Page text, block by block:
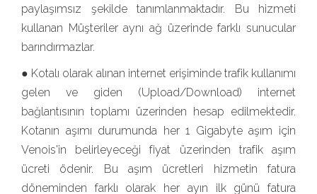
paylaşımsız şekilde tanımlanmaktadır. Bu hizmeti
kullanan Müşteriler aynı ağ üzerinde farklı sunucular
barındırmazlar.
● Kotalı olarak alınan internet erişiminde trafik kullanımı
gelen ve giden (Upload/Download) internet
bağlantısının toplamı üzerinden hesap edilmektedir.
Kotanın aşımı durumunda her 1 Gigabyte aşım için
Venois'in belirleyeceği fiyat üzerinden trafik aşım
ücreti ödenir. Bu aşım ücretleri hizmetin fatura
döneminden farklı olarak her ayın ilk günü fatura